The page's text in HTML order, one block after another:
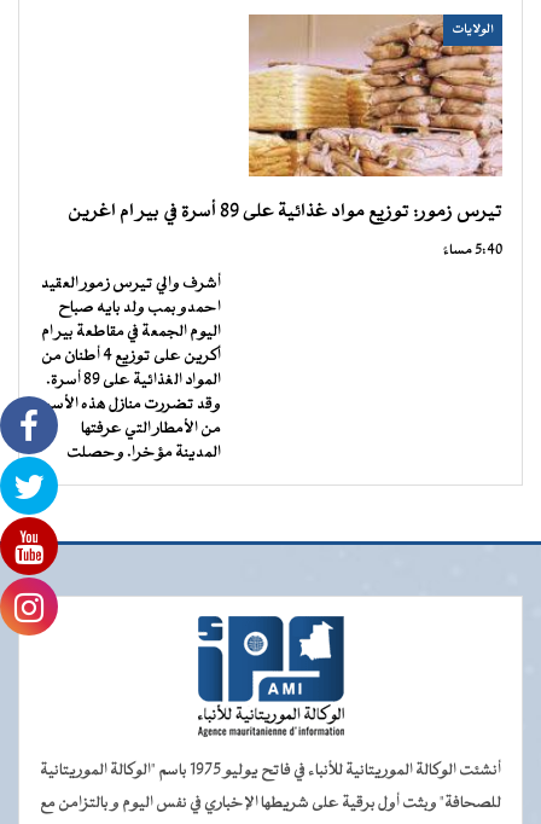
الولايات
تيرس زمور: توزيع مواد غذائية على 89 أسرة في بير ام اغرين
5:40 مساءً
أشرف والي تيرس زمور العقيد
احمدو بمب ولد بايه صباح
اليوم الجمعة في مقاطعة بير ام
أكرين على توزيع 4 أطنان من
المواد الغذائية على 89 أسرة.
وقد تضررت منازل هذه الأسر
من الأمطار التي عرفتها
المدينة مؤخرا. وحصلت
أنشئت الوكالة الموريتانية للأنباء في فاتح يوليو 1975 باسم "الوكالة الموريتانية
للصحافة" وبثت أول برقية على شريطها الإخباري في نفس اليوم و بالتزامن مع